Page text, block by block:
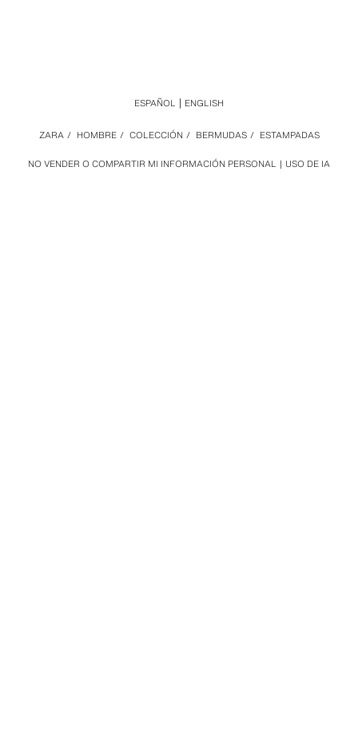
NO VENDER O COMPARTIR MI INFORMACIÓN PERSONAL USO DE IA
ZARA / HOMBRE / COLECCIÓN / BERMUDAS / ESTAMPADAS
ESPAÑOL ENGLISH